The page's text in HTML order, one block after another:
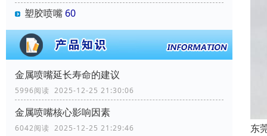
塑胶喷嘴 60
金属喷嘴延长寿命的建议
5996阅读 2025-12-25 21:30:06
金属喷嘴核心影响因素
6042阅读 2025-12-25 21:29:46
东